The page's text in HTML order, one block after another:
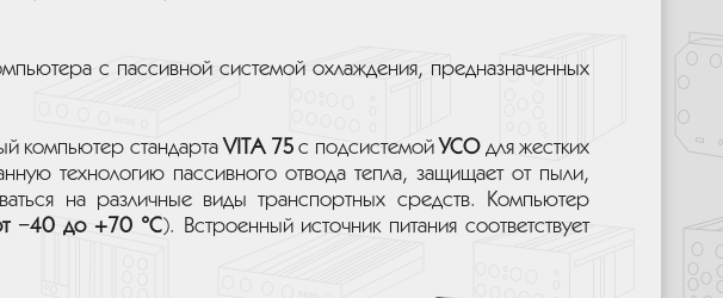
с пассивной системой охлаждения, предназначенных
компьютер стандартаVITA 75с подсистемой УСОдля жестких
технологию пассивного отвода тепла, защищает от пыли,
на различные виды транспортных средств. Компьютер
−40 до +70 °C). Встроенный источник питания соответствует